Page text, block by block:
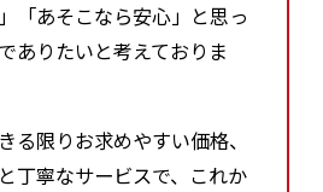
「あそこなら安心」と思っ
ありたいと考えておりま
る限りお求めやすい価格、
丁寧なサービスで、これか